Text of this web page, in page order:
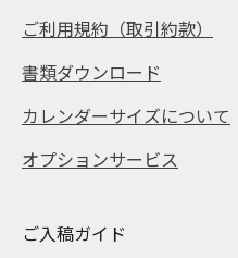
ご利用規約（取引約款）
書類ダウンロード
カレンダーサイズについて
オプションサービス
ご入稿ガイド